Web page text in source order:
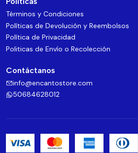
Términos y Condiciones
Políticas de Devolución y Reembolsos
Política de Privacidad
Politicas de Envío o Recolección
Contáctanos
info@encantostore.com
50684628012